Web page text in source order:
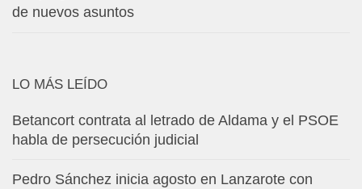
de nuevos asuntos
LO MÁS LEÍDO
Betancort contrata al letrado de Aldama y el PSOE
habla de persecución judicial
Pedro Sánchez inicia agosto en Lanzarote con